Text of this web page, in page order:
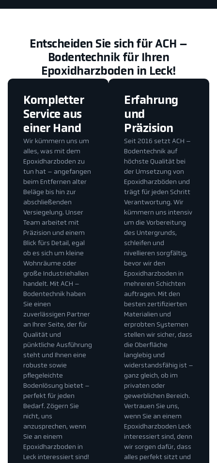
Entscheiden Sie sich für ACH –
Bodentechnik für Ihren
Epoxidharzboden in Leck!
Erfahrung
und
Präzision
Seit 2016 setzt ACH –
Bodentechnik auf
höchste Qualität bei
der Umsetzung von
Epoxidharzböden und
trägt für jeden Schritt
Verantwortung. Wir
kümmern uns intensiv
um die Vorbereitung
des Untergrunds,
schleifen und
nivellieren sorgfältig,
bevor wir den
Epoxidharzboden in
mehreren Schichten
auftragen. Mit den
besten zertifizierten
Materialien und
erprobten Systemen
stellen wir sicher, dass
die Oberfläche
langlebig und
widerstandsfähig ist –
ganz gleich, ob im
privaten oder
gewerblichen Bereich.
Vertrauen Sie uns,
wenn Sie an einem
Epoxidharzboden Leck
interessiert sind, denn
wir sorgen dafür, dass
alles perfekt sitzt und
Kompletter
Service aus
einer Hand
Wir kümmern uns um
alles, was mit dem
Epoxidharzboden zu
tun hat – angefangen
beim Entfernen alter
Beläge bis hin zur
abschließenden
Versiegelung. Unser
Team arbeitet mit
Präzision und einem
Blick fürs Detail, egal
ob es sich um kleine
Wohnräume oder
große Industriehallen
handelt. Mit ACH –
Bodentechnik haben
Sie einen
zuverlässigen Partner
an Ihrer Seite, der für
Qualität und
pünktliche Ausführung
steht und Ihnen eine
robuste sowie
pflegeleichte
Bodenlösung bietet –
perfekt für jeden
Bedarf. Zögern Sie
nicht, uns
anzusprechen, wenn
Sie an einem
Epoxidharzboden in
Leck interessiert sind!